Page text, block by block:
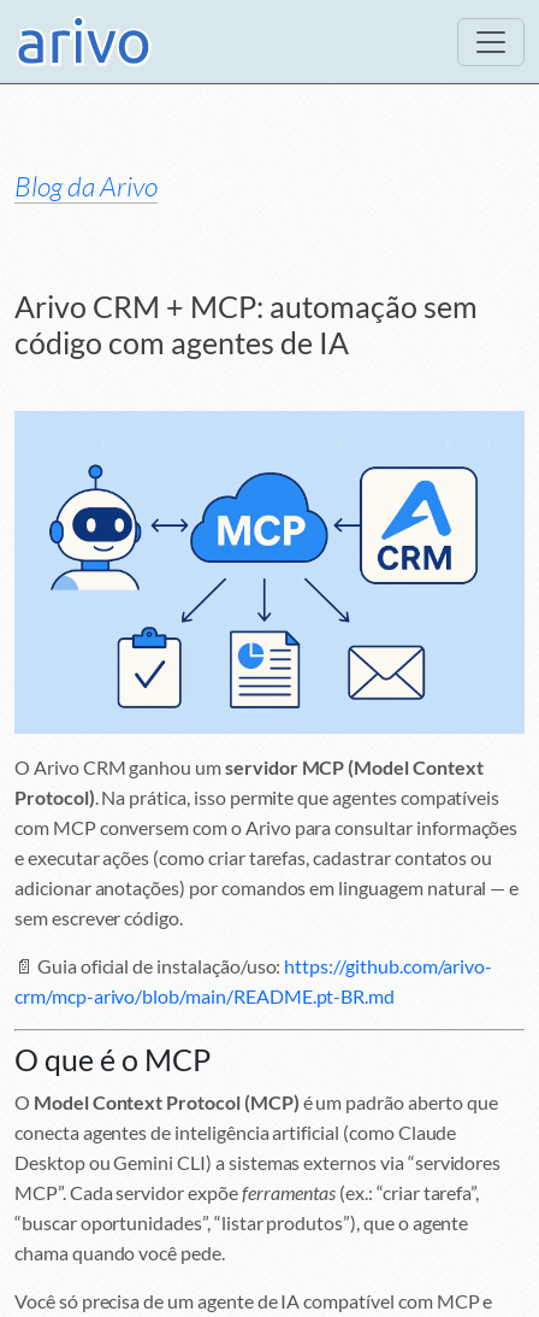
Blog da Arivo
Arivo CRM + MCP: automação sem
código com agentes de IA
O Arivo CRM ganhou umservidor MCP (Model Context
Protocol) . Na prática, isso permite que agentes compatíveis
com MCP conversem com o Arivo para consultar informações
e executar ações (como criar tarefas, cadastrar contatos ou
adicionar anotações) por comandos em linguagem natural — e
sem escrever código.
📄 Guia oficial de instalação/uso: https://github.com/arivo-
crm/mcp-arivo/blob/main/README.pt-BR.md
O que é o MCP
O Model Context Protocol (MCP) é um padrão aberto que
conecta agentes de inteligência artificial (como Claude
Desktop ou Gemini CLI) a sistemas externos via “servidores
MCP”. Cada servidor expõeferramentas (ex.: “criar tarefa”,
“buscar oportunidades”, “listar produtos”), que o agente
chama quando você pede.
Você só precisa de um agente de IA compatível com MCP e